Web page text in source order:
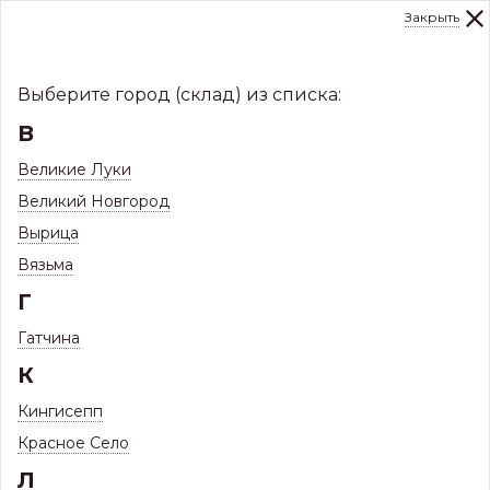
291-000
Профнастил и комплектующие
Закрыть
Выберите город (склад) из списка:
В
Великие Луки
Великий Новгород
Вырица
Вязьма
Г
Гатчина
К
Кингисепп
Красное Село
Л